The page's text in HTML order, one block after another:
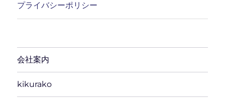
プライバシーポリシー
会社案内
kikurako